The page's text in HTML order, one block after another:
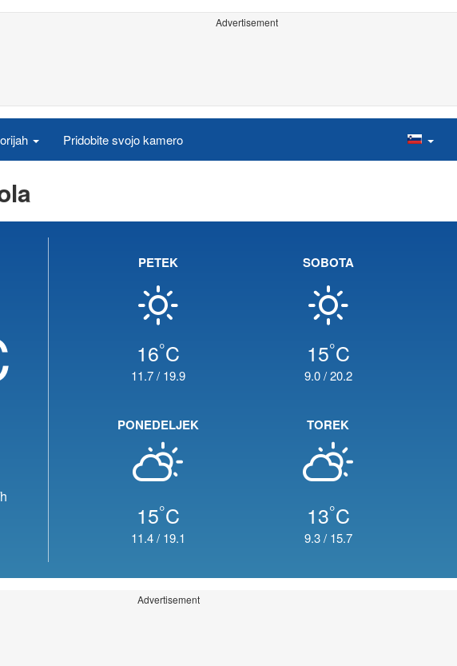
Advertisement
Pridobite svojo kamero
PETEK
16°C
11.7/ 19.9
SOBOTA
15°C
9.0/20.2
PONEDELJEK
15°C
11.4/ 19.1
TOREK
13°C
9.3/ 15.7
Advertisement